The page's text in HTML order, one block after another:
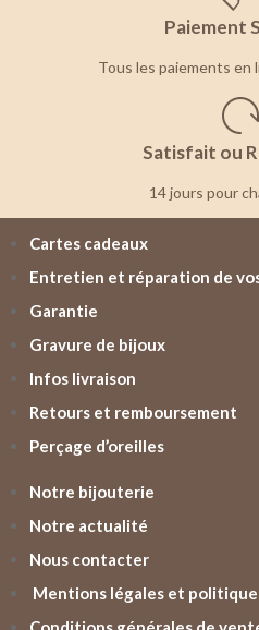
Paiement
Tous les paiements en
Satisfait ou
14 jours pour
Cartes cadeaux
Entretien et réparation de
Garantie
Gravure de bijoux
Infos livraison
Retours et remboursement
Perçage d’oreilles
Notre bijouterie
Notre actualité
Nous contacter
Mentions légales et